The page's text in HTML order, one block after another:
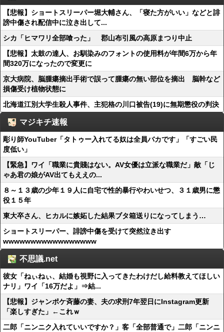
【悲報】ショートスリーパー堀大輔さん、「寝た方がいい」などと誹
謗中傷され配信中に泣き出して...
シカ「ヒマワリ全部喰った」 郡山布引風の高原まつり中止
【悲報】太鼓の達人、お馴染みのフォントの使用料が年間6万から年
間320万になったので変更に
京大病院、脳腫瘍摘出手術で誤って腫瘍の無い部位を摘出 脳幹など
損傷受け植物状態に
北海道江別大学生殺人事件、主犯格の川口被告(19)に無期懲役の判決
マジキチ速報
彫り師YouTuber「タトゥー入れてる奴は全員バカです」「すごい民
度低い」
【緊急】ワイ「職業に貴賤はない。AV女優は立派な職業だ」敵「じ
ゃあ君の娘がAV出てもええの...
８～１３歳の少年１９人に自宅で性的暴行やわいせつ、３１歳男に懲
役１５年
東大卒さん、ヒカルに嫉妬した結果ブタ箱送りになってしまう…
ショートスリーパー、誹謗中傷を受けて突然泣き出す
wwwwwwwwwwwwwwwww
不思議.net
彼女「ねぃねぃ、結婚も視野に入ってきたわけだし給料教えてほしい
ナリ」ワイ「16万だよ」⇒結...
【悲報】ジャンポケ斉藤の妻、夫の求刑7年翌日にInstagram更新
「楽しすぎた」←これｗ
二郎「ニンニク入れていいですか？」客「全部普通で」二郎「ニンニ